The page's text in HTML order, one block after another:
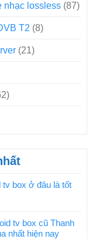
nhạc lossless (87)
T2 (8)
(21)
tv box ở đâu là tốt
tv box cũ Thanh
nhất hiện nay